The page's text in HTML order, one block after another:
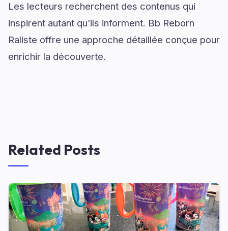
Les lecteurs recherchent des contenus qui
inspirent autant qu’ils informent. Bb Reborn
Raliste offre une approche détaillée conçue pour
enrichir la découverte.
Related Posts